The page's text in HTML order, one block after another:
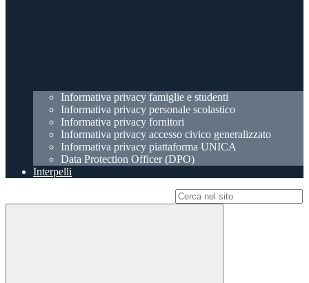
Informativa privacy famiglie e studenti
Informativa privacy personale scolastico
Informativa privacy fornitori
Informativa privacy accesso civico generalizzato
Informativa privacy piattaforma UNICA
Data Protection Officer (DPO)
Interpelli